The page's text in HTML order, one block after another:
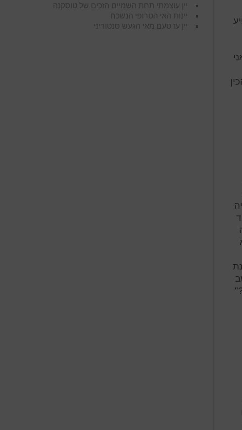
יין עוצמתי תחת השמיים הזכים של טוסקנה
יינות האי הטרופי הנשכח
יין עז טעם מאי הגעש סנטוריני